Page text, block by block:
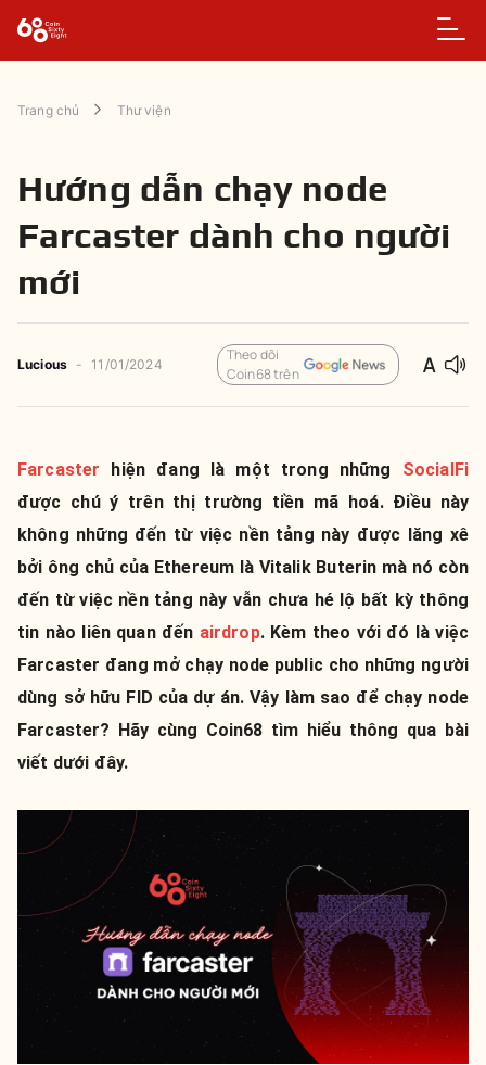
Trang chủ Thư viện
Hướng dẫn chạy node
Farcaster dành cho người
mới
Lucious - 11/01/2024
Theo dõi
Coin68 trên
Farcaster hiện đang là một trong những SocialFi
được chú ý trên thị trường tiền mã hoá. Điều này
không những đến từ việc nền tảng này được lăng xê
bởi ông chủ của Ethereum là Vitalik Buterin mà nó còn
đến từ việc nền tảng này vẫn chưa hé lộ bất kỳ thông
tin nào liên quan đến airdrop. Kèm theo với đó là việc
Farcaster đang mở chạy node public cho những người
dùng sở hữu FID của dự án. Vậy làm sao để chạy node
Farcaster? Hãy cùng Coin68 tìm hiểu thông qua bài
viết dưới đây.